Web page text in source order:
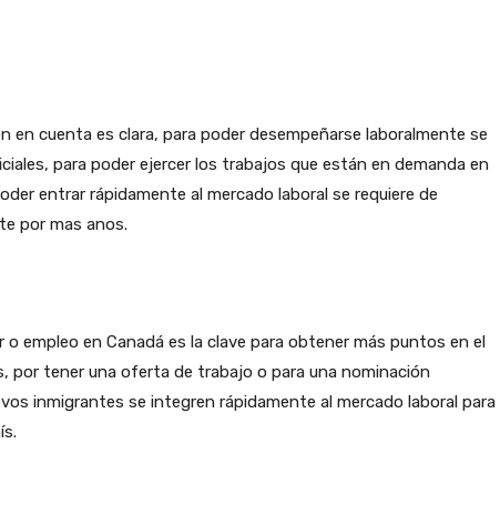
cuenta es clara, para poder desempeñarse laboralmente se
para poder ejercer los trabajos que están en demanda en
entrar rápidamente al mercado laboral se requiere de
por mas anos.
empleo en Canadá es la clave para obtener más puntos en el
por tener una oferta de trabajo o para una nominación
inmigrantes se integren rápidamente al mercado laboral para